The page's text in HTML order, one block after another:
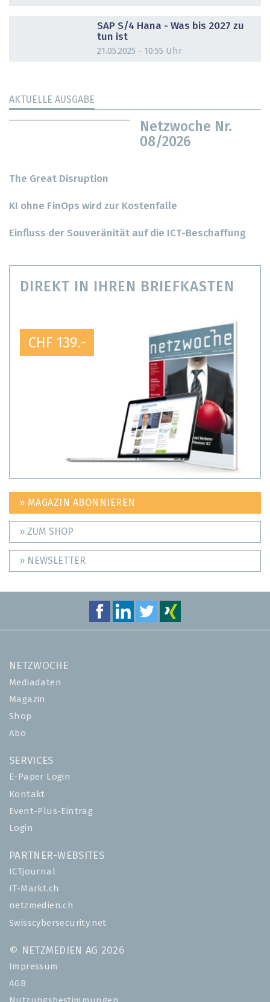
SAP S/4 Hana - Was bis 2027 zu
tun ist
21.05.2025 - 10:55 Uhr
AKTUELLE AUSGABE
Netzwoche Nr.
08/2026
The Great Disruption
KI ohne FinOps wird zur Kostenfalle
Einfluss der Souveränität auf die ICT-Beschaffung
DIREKT IN IHREN BRIEFKASTEN
CHF 139.-
» MAGAZIN ABONNIEREN
» ZUM SHOP
» NEWSLETTER
NETZWOCHE
Mediadaten
Magazin
Shop
Abo
SERVICES
E-Paper Login
Kontakt
Event-Plus-Eintrag
Login
PARTNER-WEBSITES
ICTjournal
IT-Markt.ch
netzmedien.ch
Swisscybersecurity.net
© NETZMEDIEN AG 2026
Impressum
AGB